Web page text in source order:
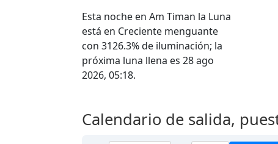
Esta noche en Am Timan la Luna
está en Creciente menguante
con 3126.3% de iluminación; la
próxima luna llena es 28 ago
2026, 05:18.
Calendario de salida,